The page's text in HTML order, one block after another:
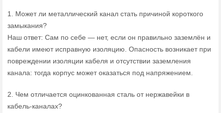
1. Может ли металлический канал стать причиной короткого
замыкания?
Наш ответ: Сам по себе — нет, если он правильно заземлён и
кабели имеют исправную изоляцию. Опасность возникает при
повреждении изоляции кабеля и отсутствии заземления
канала: тогда корпус может оказаться под напряжением.
2. Чем отличается оцинкованная сталь от нержавейки в
кабель‑каналах?